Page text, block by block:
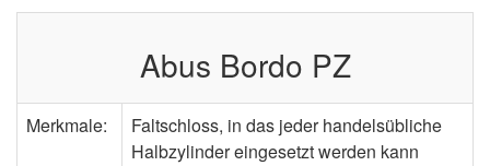
Abus Bordo PZ
Merkmale:
Faltschloss, in das jeder handelsübliche
Halbzylinder eingesetzt werden kann